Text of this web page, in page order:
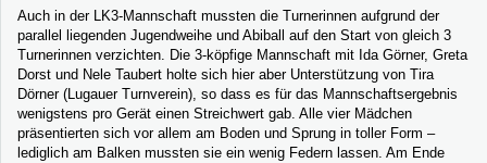
Auch in der LK3-Mannschaft mussten die Turnerinnen aufgrund der
parallel liegenden Jugendweihe und Abiball auf den Start von gleich 3
Turnerinnen verzichten. Die 3-köpfige Mannschaft mit Ida Görner, Greta
Dorst und Nele Taubert holte sich hier aber Unterstützung von Tira
Dörner (Lugauer Turnverein), so dass es für das Mannschaftsergebnis
wenigstens pro Gerät einen Streichwert gab. Alle vier Mädchen
präsentierten sich vor allem am Boden und Sprung in toller Form –
lediglich am Balken mussten sie ein wenig Federn lassen. Am Ende